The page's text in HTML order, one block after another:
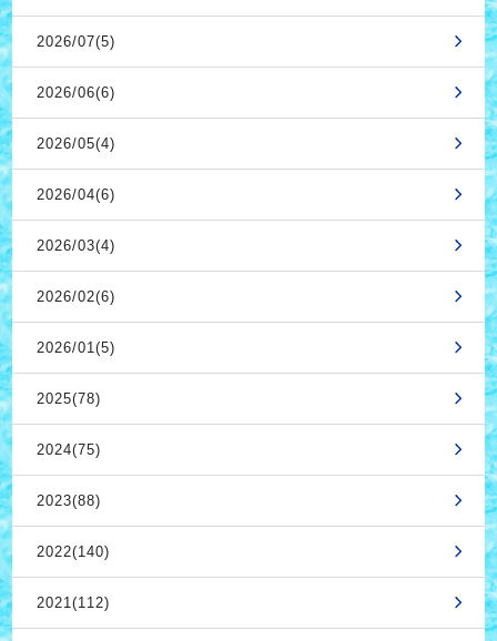
2026/07(5)
2026/06(6)
2026/05(4)
2026/04(6)
2026/03(4)
2026/02(6)
2026/01(5)
2025(78)
2024(75)
2023(88)
2022(140)
2021(112)